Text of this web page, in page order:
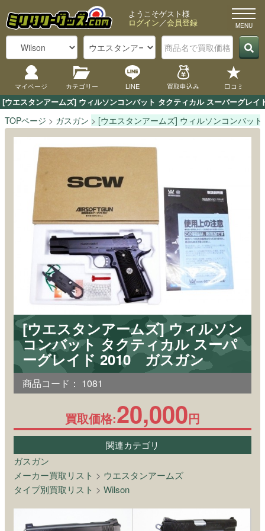
[ウエスタンアームズ] ウィルソンコンバット タクティカル スーパーグレ
ようこそゲスト様
ログイン／会員登録
マイページ カテゴリー LINE 買取申込み 口コミ
TOPページ ガスガン [ウエスタンアームズ] ウィルソンコンバッ
[ウエスタンアームズ] ウィルソン
コンバット タクティカル スーパ
ーグレイド 2010 ガスガン
商品コード： 1081
買取価格:20,000円
関連カテゴリ
ガスガン
メーカー買取リスト > ウエスタンアームズ
タイプ別買取リスト > Wilson